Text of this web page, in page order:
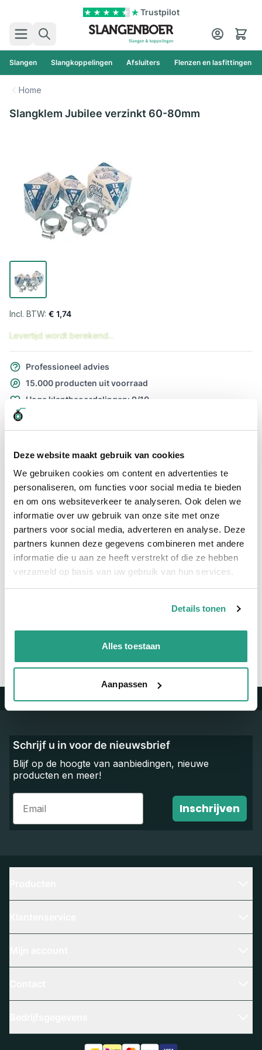
Deze website maakt gebruik van cookies
We gebruiken cookies om content en advertenties te
personaliseren, om functies voor social media te bieden
en om ons websiteverkeer te analyseren. Ook delen we
informatie over uw gebruik van onze site met onze
partners voor social media, adverteren en analyse. Deze
partners kunnen deze gegevens combineren met andere
informatie die u aan ze heeft verstrekt of die ze hebben
verzameld op basis van uw gebruik van hun services.
Details tonen
Alles toestaan
Aanpassen
Trustpilot
Zoek
Cart
Slangen Slangkoppelingen Afsluiters Flenzen en lasfittingen
Home
Slangklem Jubilee verzinkt 60-80mm
€ 1,74
Levertijd wordt berekend...
Professioneel advies
15.000 producten uit voorraad
Hoge klantbeoordelingen: 9/10
Meer informatie
Maatvoering koppeling 60 - 80mm
Materiaal Verzinkt
We zijn beschikbaar van ma t/m vr van 08:00 tot 17:00 uur.
Trustpilot
Schrijf u in voor de nieuwsbrief
Blijf op de hoogte van aanbiedingen, nieuwe
producten en meer!
Email
Inschrijven